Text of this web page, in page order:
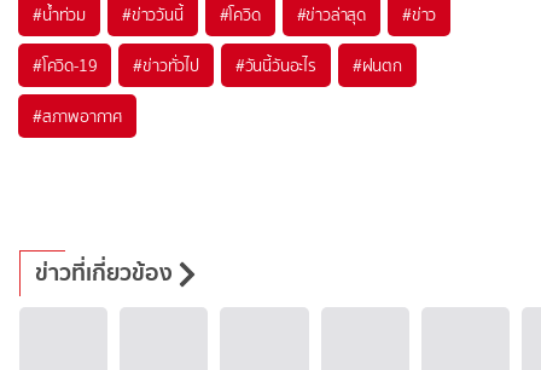
#น้ำท่วม #ข่าววันนี้ #โควิด #ข่าวล่าสุด #ข่าว
#โควิด-19 #ข่าวทั่วไป #วันนี้วันอะไร #ฝนตก
#สภาพอากาศ
ข่าวที่เกี่ยวข้อง